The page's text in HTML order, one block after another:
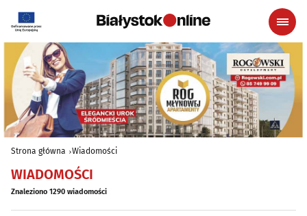
Strona główna Wiadomości
WIADOMOŚCI
Znaleziono 1290 wiadomości